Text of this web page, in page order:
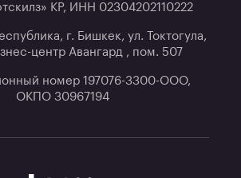
КР, ИНН 02304202110222
г. Бишкек, ул. Токтогула,
центр Авангард , пом. 507
номер 197076-3300-ООО,
ОКПО 30967194